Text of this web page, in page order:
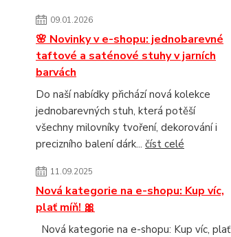
09.01.2026
🌸 Novinky v e-shopu: jednobarevné
taftové a saténové stuhy v jarních
barvách
Do naší nabídky přichází nová kolekce
jednobarevných stuh, která potěší
všechny milovníky tvoření, dekorování i
precizního balení dárk... číst celé
11.09.2025
Nová kategorie na e-shopu: Kup víc,
plať míň! 🎀
Nová kategorie na e-shopu: Kup víc, plať